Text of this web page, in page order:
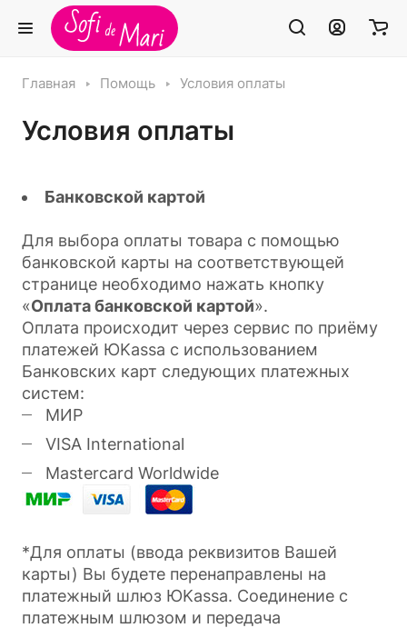
Главная Помощь Условия оплаты
Условия оплаты
Банковской картой
Для выбора оплаты товара с помощью
банковской карты на соответствующей
странице необходимо нажать кнопку
«Оплата банковской картой».
Оплата происходит через сервис по приёму
платежей ЮKassa с использованием
Банковских карт следующих платежных
систем:
МИР
VISA International
Mastercard Worldwide
*Для оплаты (ввода реквизитов Вашей
карты) Вы будете перенаправлены на
платежный шлюз ЮKassa. Соединение с
платежным шлюзом и передача